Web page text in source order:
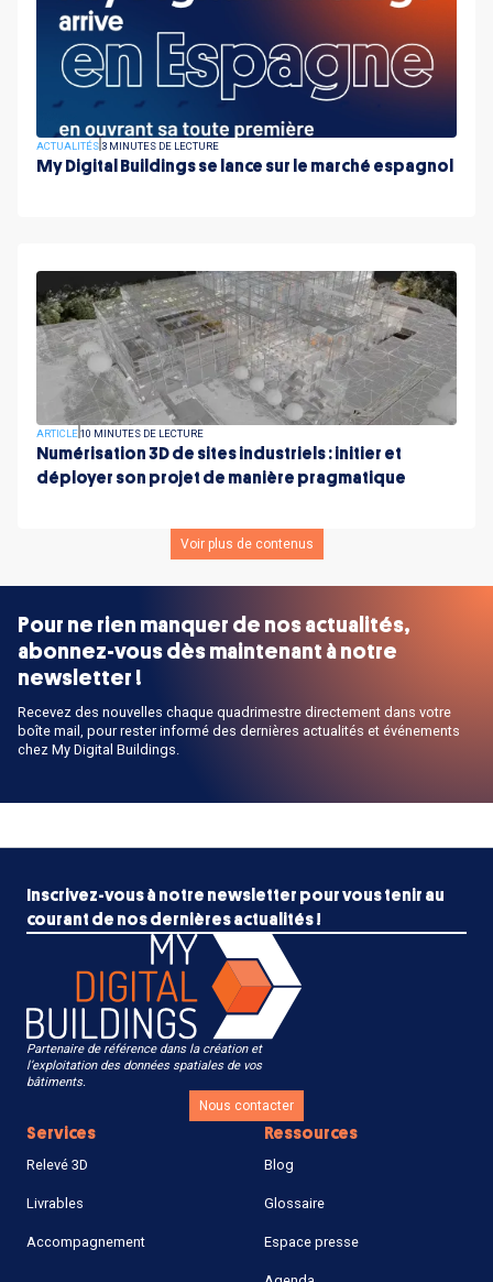
ACTUALITÉS3 MINUTES DE LECTURE
My Digital Buildings se lance sur le marché espagnol
ARTICLE10 MINUTES DE LECTURE
Numérisation 3D de sites industriels : initier et
déployer son projet de manière pragmatique
Voir plus de contenus
Pour ne rien manquer de nos actualités,
abonnez-vous dès maintenant à notre
newsletter !
Recevez des nouvelles chaque quadrimestre directement dans votre
boîte mail, pour rester informé des dernières actualités et événements
chez My Digital Buildings.
Inscrivez-vous à notre newsletter pour vous tenir au
courant de nos dernières actualités !
Partenaire de référence dans la création et
l’exploitation des données spatiales de vos
bâtiments.
Nous contacter
Services
Relevé 3D
Livrables
Accompagnement
Ressources
Blog
Glossaire
Espace presse